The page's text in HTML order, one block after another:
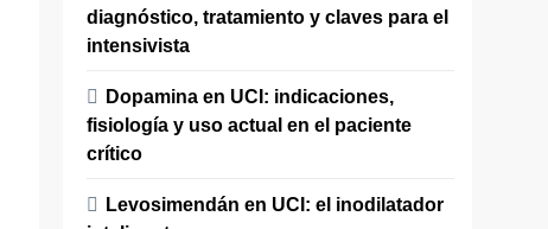
diagnóstico, tratamiento y claves para el
intensivista
Dopamina en UCI: indicaciones,
fisiología y uso actual en el paciente
crítico
Levosimendán en UCI: el inodilatador